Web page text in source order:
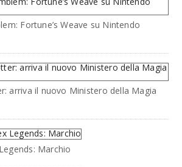
Fortune’s Weave su Nintendo
arriva il nuovo Ministero della Magia
Marchio